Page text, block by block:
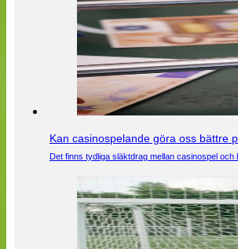
Kan casinospelande göra oss bättre
Det finns tydliga släktdrag mellan casinospel